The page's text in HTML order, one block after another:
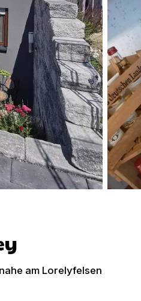
am Lorelyfelsen